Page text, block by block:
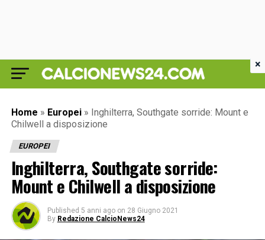
Home » Europei » Inghilterra, Southgate sorride: Mount e
Chilwell a disposizione
EUROPEI
Inghilterra, Southgate sorride:
Mount e Chilwell a disposizione
Published 5 anni ago on 28 Giugno 2021
By Redazione CalcioNews24
×